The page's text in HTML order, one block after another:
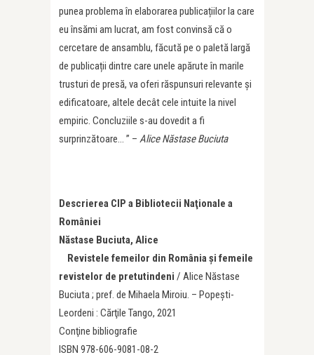
punea problema în elaborarea publicațiilor la care
eu însămi am lucrat, am fost convinsă că o
cercetare de ansamblu, făcută pe o paletă largă
de publicații dintre care unele apărute în marile
trusturi de presă, va oferi răspunsuri relevante și
edificatoare, altele decât cele intuite la nivel
empiric. Concluziile s-au dovedit a fi
surprinzătoare… ” – Alice Năstase Buciuta
Descrierea CIP a Bibliotecii Naţionale a
României
Năstase Buciuta, Alice
Revistele femeilor din România şi femeile
revistelor de pretutindeni / Alice Năstase
Buciuta ; pref. de Mihaela Miroiu. – Popeşti-
Leordeni : Cărţile Tango, 2021
Conţine bibliografie
ISBN 978-606-9081-08-2